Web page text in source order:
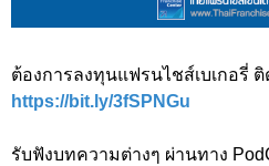
ต้องการลงทุนแฟรนไชส์เบเกอรี่
https://bit.ly/3fSPNGu
รับฟังบทความต่างๆ ผ่านทาง